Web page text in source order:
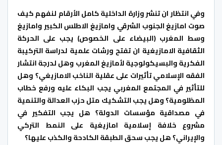
وفي انتظار ان تنشر وزارة الداخلية كامل الأرقام لنفهم كيف
صوت امازيغ الجنوب الشرقي وامازيغ الاطلس الكبير وامازيغ
وسط المغرب (البيضاء على الخصوص) يجب على الحركة
الثقافية الامازيغية ان تفتح ورشات علمية لدراسة التركيبة
الفكرية والبسيكولوجية لأمازيغ المغرب وهل لدرجة انتشار
الفقه الإسلامي تأثيرات على عقلية الناخب الامازيغي؟ وهل
للتأثير في المجتمع المغربي يجب البكاء عليه ورفع خطاب
المظلومية؟ وهل يجب التشكيك متل حزب العدالة والتنمية
في مصداقية مؤسسات الدولة؟ هل يجب التفكير في
مشروع خلافة إسلامية امازيغية على النمط التركي
والإيراني؟ هل يجب سحق الطبقة الكادحة والكذب عليها؟